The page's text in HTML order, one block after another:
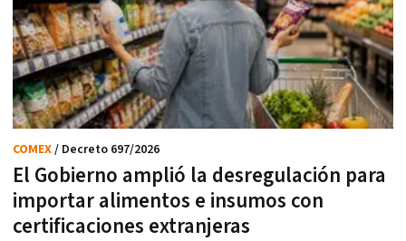
El Gobierno amplió la desregulación para
importar alimentos e insumos con
certificaciones extranjeras
COMEX/ Decreto 697/2026